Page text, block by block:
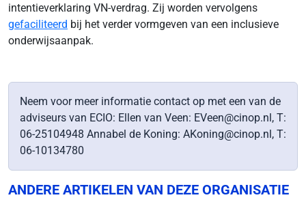
intentieverklaring VN-verdrag. Zij worden vervolgens
gefaciliteerd bij het verder vormgeven van een inclusieve
onderwijsaanpak.
Neem voor meer informatie contact op met een van de
adviseurs van ECIO: Ellen van Veen: EVeen@cinop.nl, T:
06-25104948 Annabel de Koning: AKoning@cinop.nl, T:
06-10134780
ANDERE ARTIKELEN VAN DEZE ORGANISATIE